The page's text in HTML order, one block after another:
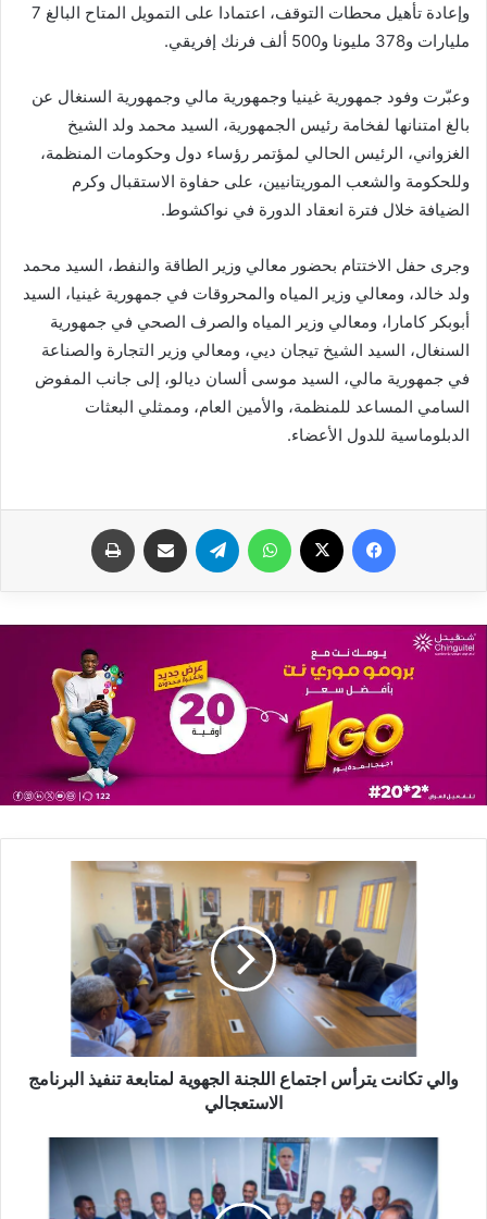
وإعادة تأهيل محطات التوقف، اعتمادا على التمويل المتاح البالغ 7
مليارات و378 مليونا و500 ألف فرنك إفريقي.
وعبّرت وفود جمهورية غينيا وجمهورية مالي وجمهورية السنغال عن
بالغ امتنانها لفخامة رئيس الجمهورية، السيد محمد ولد الشيخ
الغزواني، الرئيس الحالي لمؤتمر رؤساء دول وحكومات المنظمة،
وللحكومة والشعب الموريتانيين، على حفاوة الاستقبال وكرم
الضيافة خلال فترة انعقاد الدورة في نواكشوط.
وجرى حفل الاختتام بحضور معالي وزير الطاقة والنفط، السيد محمد
ولد خالد، ومعالي وزير المياه والمحروقات في جمهورية غينيا، السيد
أبوبكر كامارا، ومعالي وزير المياه والصرف الصحي في جمهورية
السنغال، السيد الشيخ تيجان ديي، ومعالي وزير التجارة والصناعة
في جمهورية مالي، السيد موسى ألسان ديالو، إلى جانب المفوض
السامي المساعد للمنظمة، والأمين العام، وممثلي البعثات
الدبلوماسية للدول الأعضاء.
فيسبوك واتساب تيلقرام مشاركة عبر البريد
والي تكانت يترأس اجتماع اللجنة الجهوية لمتابعة تنفيذ البرنامج
الاستعجالي